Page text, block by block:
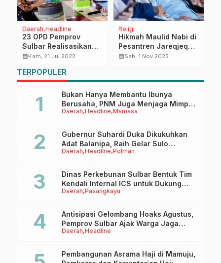
Daerah Headline
23 OPD Pemprov
Sulbar Realisasikan
Anggaran Iuran
Sosial
Ketenagakerjaan Non
calendar_monthKam, 21 Jul 2022
Religi
Hikmah Maulid Nabi di
Pesantren Jareqjeq
Pambusuang: Wagub
Rendah Hati
calendar_monthSab, 1 Nov 2025
TERPOPULER
Daerah Headline Mamasa
Bukan Hanya Membantu Ibunya
Berusaha, PNM Juga Menjaga Mimpi
Anaknya Untuk Menggapai Cita-Cita
Daerah Headline Polman
Gubernur Suhardi Duka Dikukuhkan
Adat Balanipa, Raih Gelar Sulo
Tappidena
Daerah Pasangkayu
Dinas Perkebunan Sulbar Bentuk Tim
Kendali Internal ICS untuk Dukung
Sertifikasi ISPO Pekebun di
Daerah Headline
Antisipasi Gelombang Hoaks Agustus,
Pemprov Sulbar Ajak Warga Jaga
Ruang Digital
Pembangunan Asrama Haji di Mamuju,